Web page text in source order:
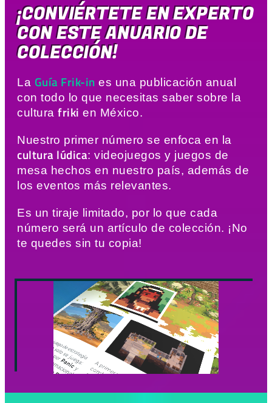
¡CONVIÉRTETE EN EXPERTO
CON ESTE ANUARIO DE
COLECCIÓN!
La Guía Frik-in es una publicación anual
con todo lo que necesitas saber sobre la
cultura friki en México.
Nuestro primer número se enfoca en la
cultura lúdica: videojuegos y juegos de
mesa hechos en nuestro país, además de
los eventos más relevantes.
Es un tiraje limitado, por lo que cada
número será un artículo de colección. ¡No
te quedes sin tu copia!